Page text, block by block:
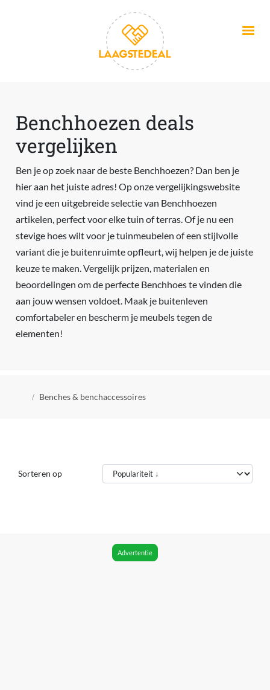
Benchhoezen deals
vergelijken
Ben je op zoek naar de beste Benchhoezen? Dan ben je
hier aan het juiste adres! Op onze vergelijkingswebsite
vind je een uitgebreide selectie van Benchhoezen
artikelen, perfect voor elke tuin of terras. Of je nu een
stevige hoes wilt voor je tuinmeubelen of een stijlvolle
variant die je buitenruimte opfleurt, wij helpen je de juiste
keuze te maken. Vergelijk prijzen, materialen en
beoordelingen om de perfecte Benchhoes te vinden die
aan jouw wensen voldoet. Maak je buitenleven
comfortabeler en bescherm je meubels tegen de
elementen!
Kruimelpad
Benches & benchaccessoires
Sorteren op
Advertentie